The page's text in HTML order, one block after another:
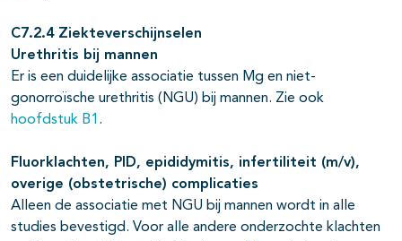
C7.2.4 Ziekteverschijnselen
Urethritis bij mannen
Er is een duidelijke associatie tussen Mg en niet-
gonorroïsche urethritis (NGU) bij mannen. Zie ook
hoofdstuk B1 .
Fluorklachten, PID, epididymitis, infertiliteit (m/v),
overige (obstetrische) complicaties
Alleen de associatie met NGU bij mannen wordt in alle
studies bevestigd. Voor alle andere onderzochte klachten